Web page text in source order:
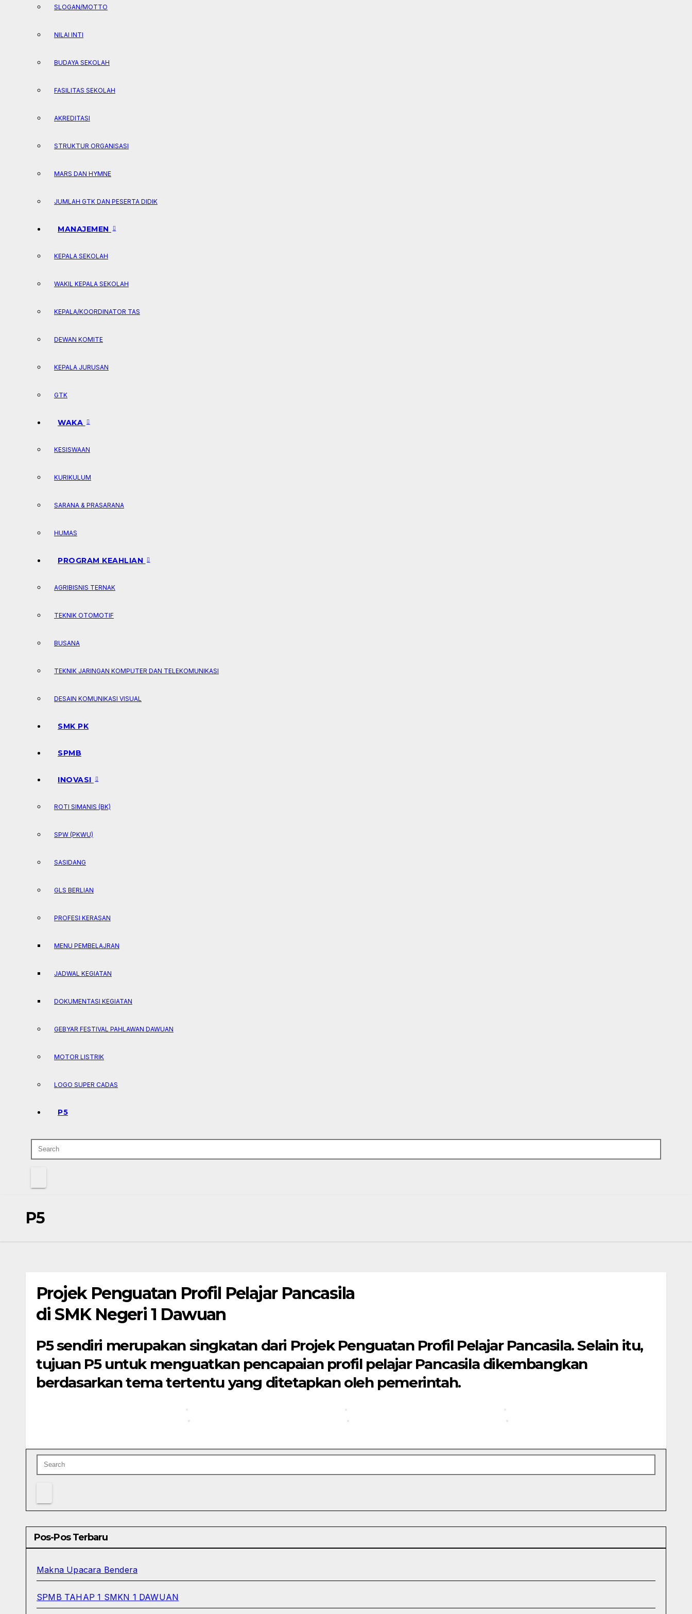
SLOGAN/MOTTO
NILAI INTI
BUDAYA SEKOLAH
FASILITAS SEKOLAH
AKREDITASI
STRUKTUR ORGANISASI
MARS DAN HYMNE
JUMLAH GTK DAN PESERTA DIDIK
MANAJEMEN
KEPALA SEKOLAH
WAKIL KEPALA SEKOLAH
KEPALA/KOORDINATOR TAS
DEWAN KOMITE
KEPALA JURUSAN
GTK
WAKA
KESISWAAN
KURIKULUM
SARANA & PRASARANA
HUMAS
PROGRAM KEAHLIAN
AGRIBISNIS TERNAK
TEKNIK OTOMOTIF
BUSANA
TEKNIK JARINGAN KOMPUTER DAN TELEKOMUNIKASI
DESAIN KOMUNIKASI VISUAL
SMK PK
SPMB
INOVASI
ROTI SIMANIS (BK)
SPW (PKWU)
SASIDANG
GLS BERLIAN
PROFESI KERASAN
MENU PEMBELAJRAN
JADWAL KEGIATAN
DOKUMENTASI KEGIATAN
GEBYAR FESTIVAL PAHLAWAN DAWUAN
MOTOR LISTRIK
LOGO SUPER CADAS
P5
P5
Projek Penguatan Profil Pelajar Pancasila
di SMK Negeri 1 Dawuan
P5 sendiri merupakan singkatan dari Projek Penguatan Profil Pelajar Pancasila. Selain itu,
tujuan P5 untuk menguatkan pencapaian profil pelajar Pancasila dikembangkan
berdasarkan tema tertentu yang ditetapkan oleh pemerintah.
Pos-Pos Terbaru
Makna Upacara Bendera
SPMB TAHAP 1 SMKN 1 DAWUAN